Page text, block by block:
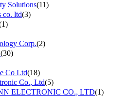
Solutions(11)
co. ltd(3)
Corp.(2)
(30)
Co Ltd(18)
Co., Ltd(5)
ELECTRONIC CO., LTD(1)